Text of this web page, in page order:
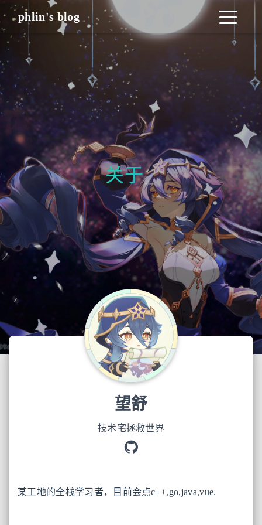
phlin's blog
关_
望舒
技术宅拯救世界
某工地的全栈学习者，目前会点c++,go,java,vue.